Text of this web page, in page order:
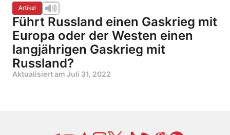
Artikel
Führt Russland einen Gaskrieg mit
Europa oder der Westen einen
langjährigen Gaskrieg mit
Russland?
Aktualisiert am Juli 31, 2022